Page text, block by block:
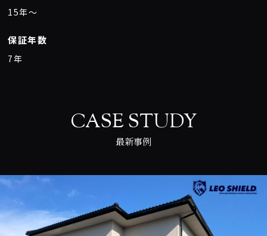
15年〜
保証年数
7年
CASE STUDY
最新事例